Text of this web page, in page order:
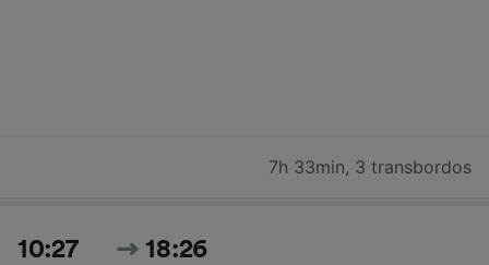
7h 33min, 3 transbordos
10:27 18:26